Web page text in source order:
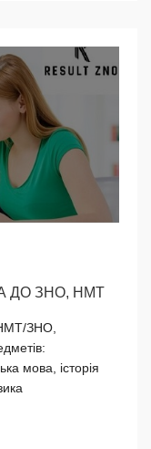
ДО ЗНО, НМТ
НМТ/ЗНО,
мова, історія